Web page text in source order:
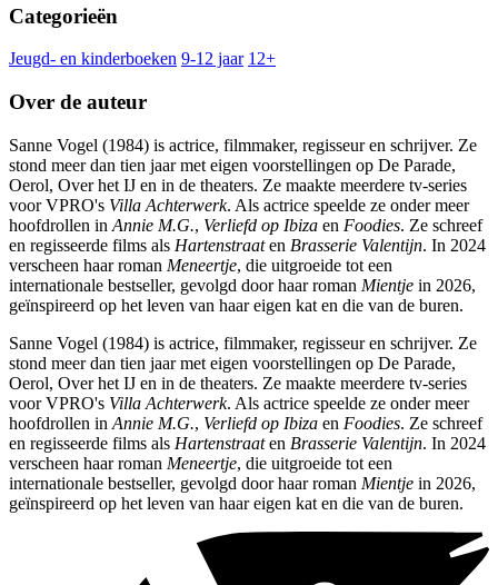
Categorieën
Jeugd- en kinderboeken 9-12 jaar 12+
Over de auteur
Sanne Vogel (1984) is actrice, filmmaker, regisseur en schrijver. Ze
stond meer dan tien jaar met eigen voorstellingen op De Parade,
Oerol, Over het IJ en in de theaters. Ze maakte meerdere tv-series
voor VPRO's Villa Achterwerk. Als actrice speelde ze onder meer
hoofdrollen in Annie M.G., Verliefd op Ibiza en Foodies. Ze schreef
en regisseerde films als Hartenstraaten Brasserie Valentijn. In 2024
verscheen haar roman Meneertje, die uitgroeide tot een
internationale bestseller, gevolgd door haar roman Mientje in 2026,
geïnspireerd op het leven van haar eigen kat en die van de buren.
Sanne Vogel (1984) is actrice, filmmaker, regisseur en schrijver. Ze
stond meer dan tien jaar met eigen voorstellingen op De Parade,
Oerol, Over het IJ en in de theaters. Ze maakte meerdere tv-series
voor VPRO's Villa Achterwerk. Als actrice speelde ze onder meer
hoofdrollen in Annie M.G., Verliefd op Ibiza en Foodies. Ze schreef
en regisseerde films als Hartenstraaten Brasserie Valentijn. In 2024
verscheen haar roman Meneertje, die uitgroeide tot een
internationale bestseller, gevolgd door haar roman Mientje in 2026,
geïnspireerd op het leven van haar eigen kat en die van de buren.